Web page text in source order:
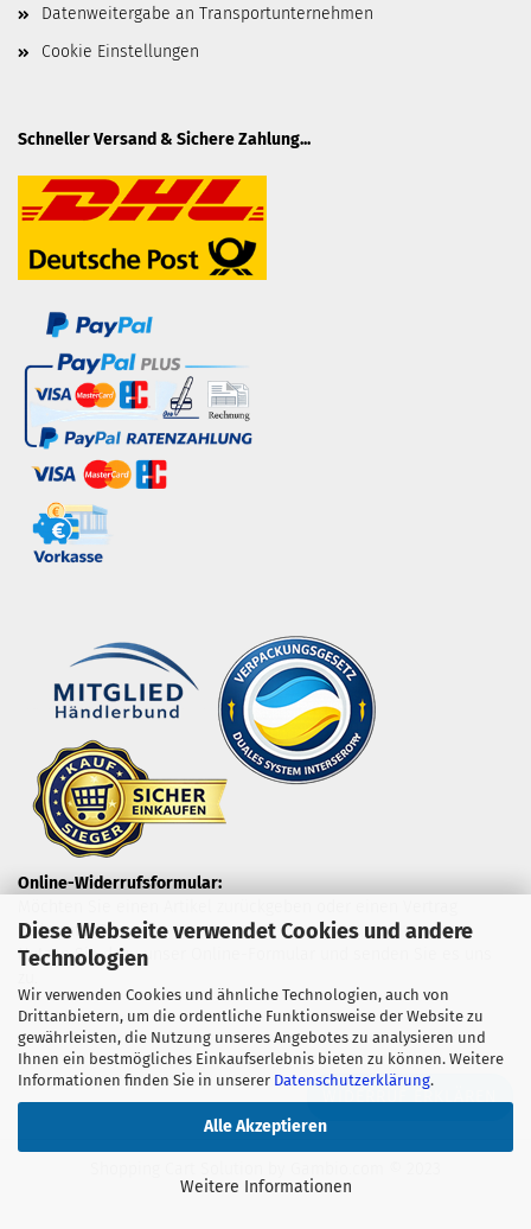
Diese Webseite verwendet Cookies und andere
Technologien
Wir verwenden Cookies und ähnliche Technologien, auch von
Drittanbietern, um die ordentliche Funktionsweise der Website zu
gewährleisten, die Nutzung unseres Angebotes zu analysieren und
Ihnen ein bestmögliches Einkaufserlebnis bieten zu können. Weitere
Informationen finden Sie in unserer Datenschutzerklärung.
Alle Akzeptieren
Weitere Informationen
Datenweitergabe an Transportunternehmen
Cookie Einstellungen
Schneller Versand & Sichere Zahlung...
Online-Widerrufsformular:
widerrufen?
Nutzen Sie dazu unser Online-Formular und senden Sie es uns